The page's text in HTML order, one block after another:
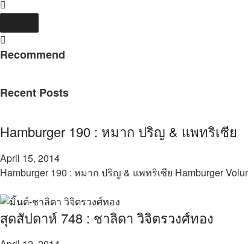
Recommend
Recent Posts
Hamburger 190 : หมาก ปริญ & แพทริเซีย
April 15, 2014
Hamburger 190 : หมาก ปริญ & แพทริเซีย Hamburger
สุดสัปดาห์ 748 : ชาลิดา วิจิตรวงศ์ทอง